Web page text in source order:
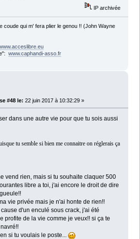
IP archivée
coude qui m' fera plier le genou !! (John Wayne
www.caphandi-asso.fr
#48 le: 22 juin 2017 à 10:32:29 »
dans une autre vie pour que tu sois aussi
tu semble si bien me connaitre on réglerais ça
vend rien, mais si tu souhaite claquer 500
libre a toi, j'ai encore le droit de dire
vie privée mais je n'ai honte de rien!!
d'un enculé sous crack, j'ai été
profite de la vie comme je veux!! si ça te
si tu voulais le poste...